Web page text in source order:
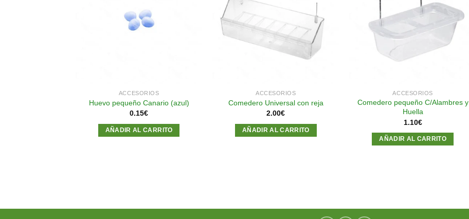
ACCESORIOS
Huevo pequeño Canario (azul)
0.15€
AÑADIR AL CARRITO
Añadir
a la
lista de
deseos
ACCESORIOS
Comedero Universal con reja
2.00€
AÑADIR AL CARRITO
a la
lista de
deseos
ACCESORIOS
Comedero pequeño C/Alambres y
Huella
1.10€
AÑADIR AL CARRITO